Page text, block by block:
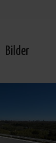
Bilder